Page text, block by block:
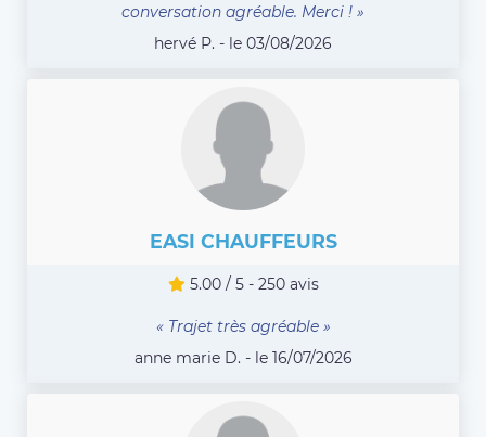
conversation agréable. Merci ! »
hervé P. - le 03/08/2026
EASI CHAUFFEURS
5.00 / 5 - 250 avis
« Trajet très agréable »
anne marie D. - le 16/07/2026